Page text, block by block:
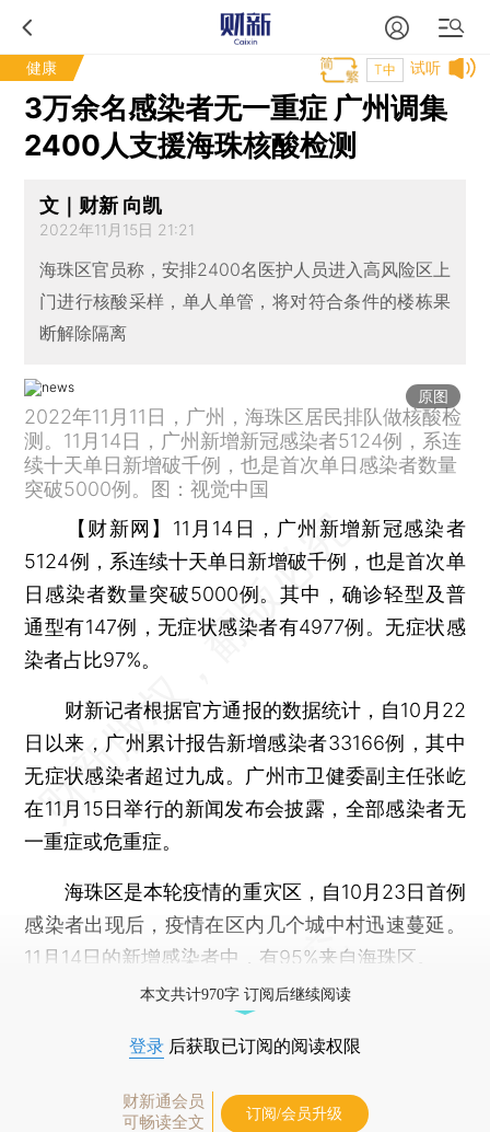
健康 试听
T中
3万余名感染者无一重症 广州调集
2400人支援海珠核酸检测
文｜财新 向凯
2022年11月15日 21:21
海珠区官员称，安排2400名医护人员进入高风险区上
门进行核酸采样，单人单管，将对符合条件的楼栋果
断解除隔离
原图
2022年11月11日，广州，海珠区居民排队做核酸检
测。11月14日，广州新增新冠感染者5124例，系连
续十天单日新增破千例，也是首次单日感染者数量
突破5000例。图：视觉中国
【财新网】 11月14日，广州新增新冠感染者
5124例，系连续十天单日新增破千例，也是首次单
日感染者数量突破5000例。其中，确诊轻型及普
通型有147例，无症状感染者有4977例。无症状感
染者占比97%。
财新记者根据官方通报的数据统计，自10月22
日以来，广州累计报告新增感染者33166例，其中
无症状感染者超过九成。广州市卫健委副主任张屹
在11月15日举行的新闻发布会披露，全部感染者无
一重症或危重症。
海珠区是本轮疫情的重灾区，自10月23日首例
感染者出现后，疫情在区内几个城中村迅速蔓延。
11月14日的新增感染者中，有95%来自海珠区。
本文共计970字 订阅后继续阅读
登录 后获取已订阅的阅读权限
财新通会员
可畅读全文
订阅/会员升级